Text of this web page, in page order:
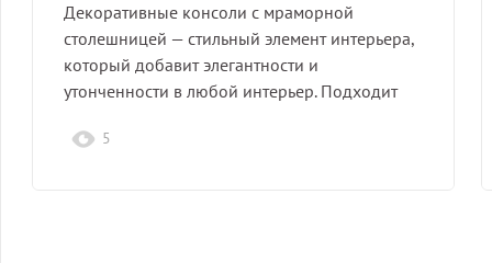
Декоративные консоли с мраморной
столешницей — стильный элемент интерьера,
который добавит элегантности и
утонченности в любой интерьер. Подходит
5